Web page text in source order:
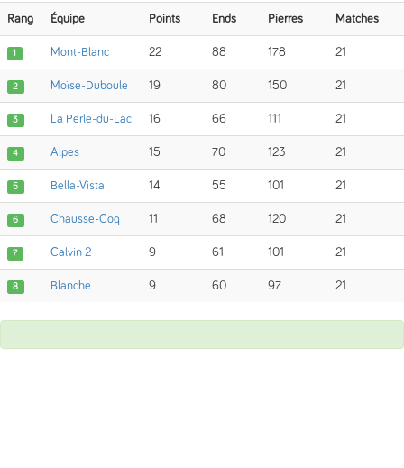
Rang Équipe Points Ends Pierres Matches
1 Mont-Blanc 22 88 178 21
2 Moïse-Duboule 19 80 150 21
3 La Perle-du-Lac 16 66 111 21
4 Alpes 15 70 123 21
5 Bella-Vista 14 55 101 21
6 Chausse-Coq 11 68 120 21
7 Calvin 2 9 61 101 21
8 Blanche 9 60 97 21